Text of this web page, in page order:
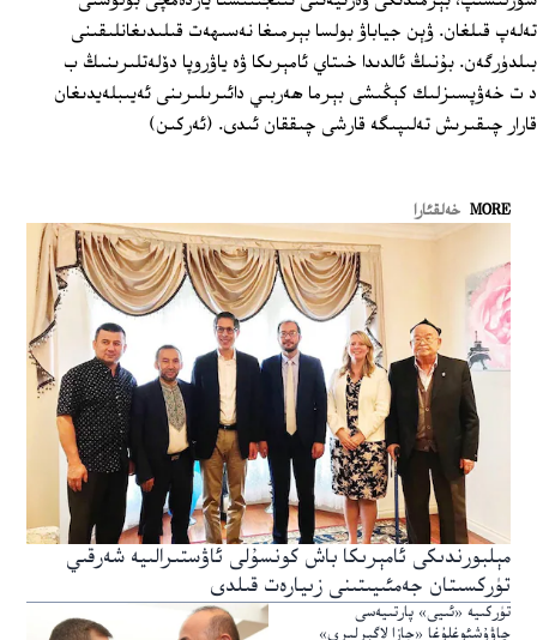
تەلەپ قىلغان. ۋېن جياباۋ بولسا بېرمىغا نەسىھەت قىلىدىغانلىقىنى
بىلدۈرگەن. بۇنىڭ ئالدىدا خىتاي ئامېرىكا ۋە ياۋروپا دۆلەتلىرىنىڭ ب
د ت خەۋپسىزلىك كېڭىشى بېرما ھەربىي دائىرىلىرىنى ئەيىبلەيدىغان
قارار چىقىرىش تەلىپىگە قارشى چىققان ئىدى. (ئەركىن)
MORE خەلقئارا
مېلبورندىكى ئامېرىكا باش كونسۇلى ئاۋستىرالىيە شەرقىي
تۈركسىتان جەمئىيىتىنى زىيارەت قىلدى
تۈركىيە «ئىيى» پارتىيەسى
چاۋۇشئوغلۇغا «جازا لاگېرلىرى»